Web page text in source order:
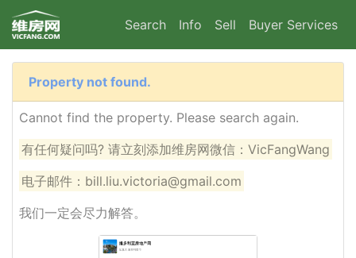
Search Info Sell Buyer Services
Property not found.
Cannot find the property. Please search again.
有任何疑问吗? 请立刻添加维房网微信：VicFangWang
电子邮件：bill.liu.victoria@gmail.com
我们一定会尽力解答。